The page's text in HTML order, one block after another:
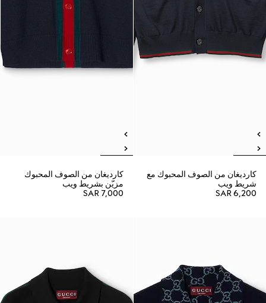
كارديغان من الصوف المحبوك مع
شريط ويب
SAR 6,200
كارديغان من الصوف المحبوك
مزيّن بشريط ويب
SAR 7,000